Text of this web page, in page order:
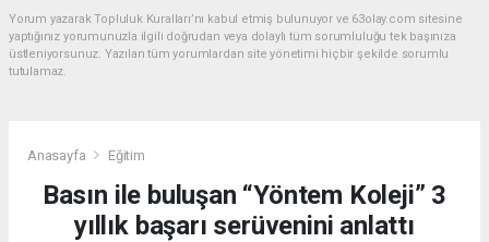
Yorum yazarak Topluluk Kuralları’nı kabul etmiş bulunuyor ve 63olay.com sitesine
yaptığınız yorumunuzla ilgili doğrudan veya dolaylı tüm sorumluluğu tek başınıza
üstleniyorsunuz. Yazılan tüm yorumlardan site yönetimi hiçbir şekilde sorumlu
tutulamaz.
Anasayfa Eğitim
Basın ile buluşan “Yöntem Koleji” 3
yıllık başarı serüvenini anlattı